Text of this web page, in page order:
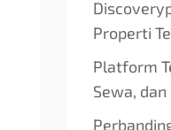
Properti
Platform
Sewa,